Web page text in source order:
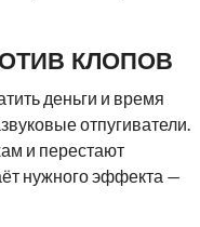
КЛОПОВ
деньги и время
отпугиватели.
и перестают
нужного эффекта —